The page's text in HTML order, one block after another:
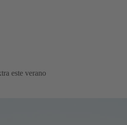
este verano